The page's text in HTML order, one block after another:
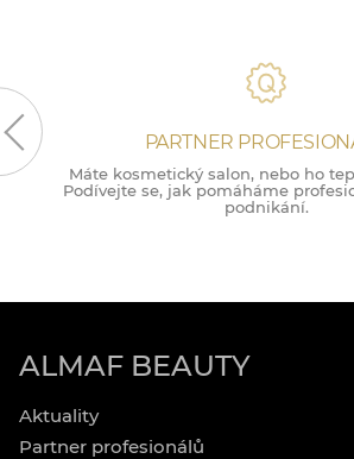
PARTNER
Máte kosmetický salon, nebo ho
Podívejte se, jak pomáháme
podnikání.
ALMAF BEAUTY
Aktuality
Partner profesionálů